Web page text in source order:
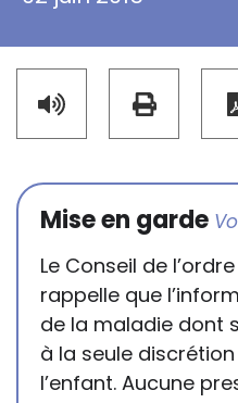
Mise en garde
Le Conseil de
rappelle que
de la maladie dont
à la seule
l’enfant. Aucune